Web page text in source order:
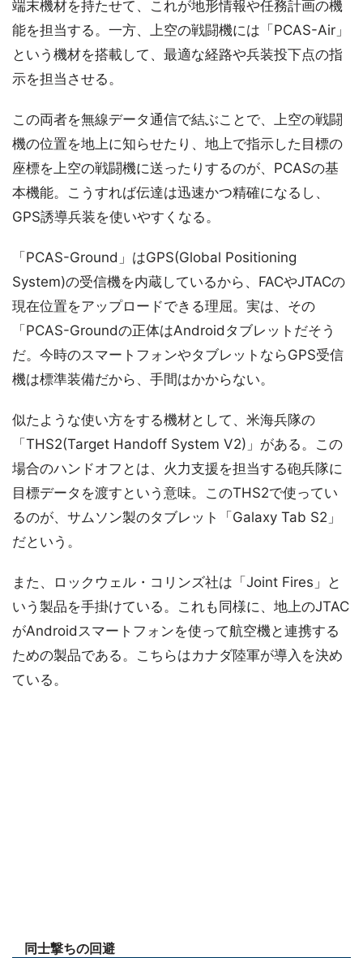
端末機材を持たせて、これが地形情報や任務計画の機
能を担当する。一方、上空の戦闘機には「PCAS-Air」
という機材を搭載して、最適な経路や兵装投下点の指
示を担当させる。
この両者を無線データ通信で結ぶことで、上空の戦闘
機の位置を地上に知らせたり、地上で指示した目標の
座標を上空の戦闘機に送ったりするのが、PCASの基
本機能。こうすれば伝達は迅速かつ精確になるし、
GPS誘導兵装を使いやすくなる。
「PCAS-Ground」はGPS(Global Positioning
System)の受信機を内蔵しているから、FACやJTACの
現在位置をアップロードできる理屈。実は、その
「PCAS-Groundの正体はAndroidタブレットだそう
だ。今時のスマートフォンやタブレットならGPS受信
機は標準装備だから、手間はかからない。
似たような使い方をする機材として、米海兵隊の
「THS2(Target Handoff System V2)」がある。この
場合のハンドオフとは、火力支援を担当する砲兵隊に
目標データを渡すという意味。このTHS2で使ってい
るのが、サムソン製のタブレット「Galaxy Tab S2」
だという。
また、ロックウェル・コリンズ社は「Joint Fires」と
いう製品を手掛けている。これも同様に、地上のJTAC
がAndroidスマートフォンを使って航空機と連携する
ための製品である。こちらはカナダ陸軍が導入を決め
ている。
同士撃ちの回避